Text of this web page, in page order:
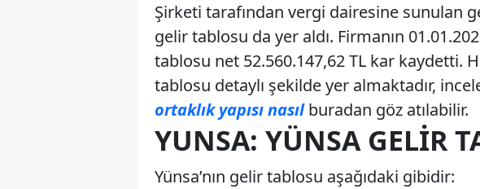
Şirketi tarafından vergi dairesine sunulan
gelir tablosu da yer aldı. Firmanın
tablosu net 52.560.147,62 TL kar kaydetti.
tablosu detaylı şekilde yer almaktadır,
ortaklık yapısı nasılburadan göz atılabilir.
YUNSA: YÜNSA GELIR
Yünsa’nın gelir tablosu aşağıdaki gibidir: